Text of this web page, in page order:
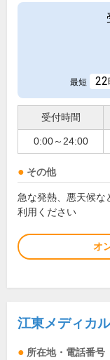
最短 22
受付時間
0:00～24:00
その他
急な発熱、悪天候な
利用ください
オ
江東メディカ
所在地・電話番号